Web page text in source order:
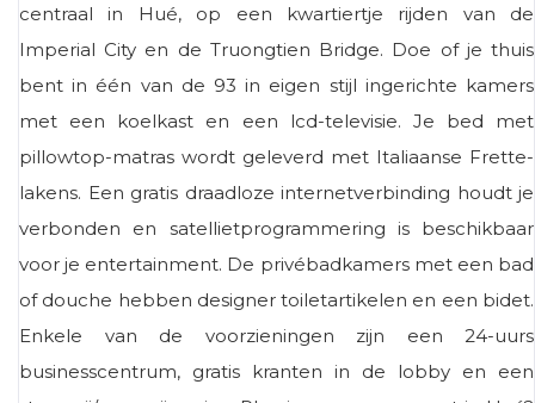
centraal in Hué, op een kwartiertje rijden van de
Imperial City en de Truongtien Bridge. Doe of je thuis
bent in één van de 93 in eigen stijl ingerichte kamers
met een koelkast en een lcd-televisie. Je bed met
pillowtop-matras wordt geleverd met Italiaanse Frette-
lakens. Een gratis draadloze internetverbinding houdt je
verbonden en satellietprogrammering is beschikbaar
voor je entertainment. De privébadkamers met een bad
of douche hebben designer toiletartikelen en een bidet.
Enkele van de voorzieningen zijn een 24-uurs
businesscentrum, gratis kranten in de lobby en een